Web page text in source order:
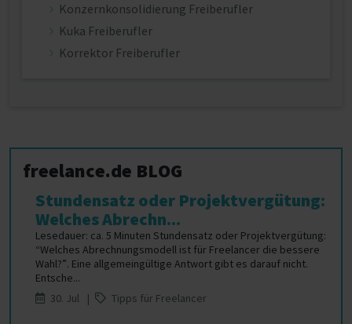
Konzernkonsolidierung Freiberufler
Kuka Freiberufler
Korrektor Freiberufler
freelance.de BLOG
Stundensatz oder Projektvergütung:
Welches Abrechn...
Lesedauer: ca. 5 Minuten Stundensatz oder Projektvergütung:
“Welches Abrechnungsmodell ist für Freelancer die bessere
Wahl?”. Eine allgemeingültige Antwort gibt es darauf nicht.
Entsche...
30. Jul |
Tipps für Freelancer